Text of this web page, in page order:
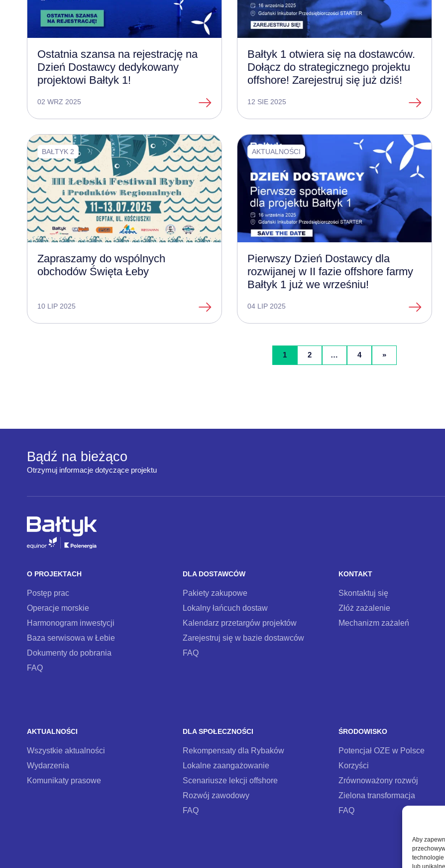
Aby
lub
Ostatnia szansa na rejestrację na
Dzień Dostawcy dedykowany
projektowi Bałtyk 1!
02 WRZ 2025
Bałtyk 1 otwiera się na dostawców.
Dołącz do strategicznego projektu
offshore! Zarejestruj się już dziś!
12 SIE 2025
BAŁTYK 2
Zapraszamy do wspólnych
obchodów Święta Łeby
10 LIP 2025
AKTUALNOŚCI
Pierwszy Dzień Dostawcy dla
rozwijanej w II fazie offshore farmy
Bałtyk 1 już we wrześniu!
04 LIP 2025
1 2 … 4 »
Bądź na bieżąco
Otrzymuj informacje dotyczące projektu
O PROJEKTACH
Postęp prac
Operacje morskie
Harmonogram inwestycji
Baza serwisowa w Łebie
Dokumenty do pobrania
FAQ
DLA DOSTAWCÓW
Pakiety zakupowe
Lokalny łańcuch dostaw
Kalendarz przetargów projektów
Zarejestruj się w bazie dostawców
FAQ
KONTAKT
Skontaktuj się
Złóż zażalenie
Mechanizm zażaleń
AKTUALNOŚCI
Wszystkie aktualności
Wydarzenia
Komunikaty prasowe
DLA SPOŁECZNOŚCI
Rekompensaty dla Rybaków
Lokalne zaangażowanie
Scenariusze lekcji offshore
Rozwój zawodowy
FAQ
ŚRODOWISKO
Potencjał OZE w Polsce
Korzyści
Zrównoważony rozwój
Zielona transformacja
FAQ